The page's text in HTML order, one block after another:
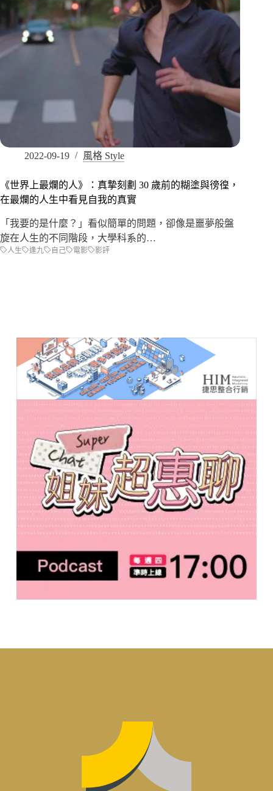
2022-09-19 風格 Style
《世界上最爛的人》：真摯刻劃 30 歲前的糊塗與徬徨，
在最爛的人生中看見自我的真實
「我要的是什麼？」看似簡單的問題，卻像是噩夢般盤
旋在人生的不同階段，大學科系的…
人生 逢九 自己 電影 影評